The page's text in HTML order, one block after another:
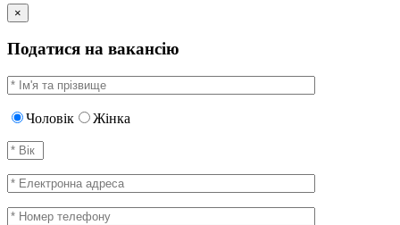
×
Податися на вакансію
Чоловік Жінка